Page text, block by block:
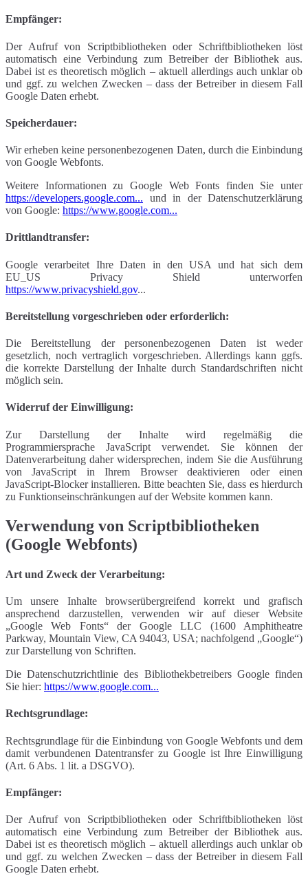
Empfänger:
Der Aufruf von Scriptbibliotheken oder Schriftbibliotheken löst
automatisch eine Verbindung zum Betreiber der Bibliothek aus.
Dabei ist es theoretisch möglich – aktuell allerdings auch unklar ob
und ggf. zu welchen Zwecken – dass der Betreiber in diesem Fall
Google Daten erhebt.
Speicherdauer:
Wir erheben keine personenbezogenen Daten, durch die Einbindung
von Google Webfonts.
Weitere Informationen zu Google Web Fonts finden Sie unter
https://developers.google.com... und in der Datenschutzerklärung
von Google: https://www.google.com...
Drittlandtransfer:
Google verarbeitet Ihre Daten in den USA und hat sich dem
EU_US Privacy Shield unterworfen
https://www.privacyshield.gov...
Bereitstellung vorgeschrieben oder erforderlich:
Die Bereitstellung der personenbezogenen Daten ist weder
gesetzlich, noch vertraglich vorgeschrieben. Allerdings kann ggfs.
die korrekte Darstellung der Inhalte durch Standardschriften nicht
möglich sein.
Widerruf der Einwilligung:
Zur Darstellung der Inhalte wird regelmäßig die
Programmiersprache JavaScript verwendet. Sie können der
Datenverarbeitung daher widersprechen, indem Sie die Ausführung
von JavaScript in Ihrem Browser deaktivieren oder einen
JavaScript-Blocker installieren. Bitte beachten Sie, dass es hierdurch
zu Funktionseinschränkungen auf der Website kommen kann.
Verwendung von Scriptbibliotheken
(Google Webfonts)
Art und Zweck der Verarbeitung:
Um unsere Inhalte browserübergreifend korrekt und grafisch
ansprechend darzustellen, verwenden wir auf dieser Website
„Google Web Fonts“ der Google LLC (1600 Amphitheatre
Parkway, Mountain View, CA 94043, USA; nachfolgend „Google“)
zur Darstellung von Schriften.
Die Datenschutzrichtlinie des Bibliothekbetreibers Google finden
Sie hier: https://www.google.com...
Rechtsgrundlage:
Rechtsgrundlage für die Einbindung von Google Webfonts und dem
damit verbundenen Datentransfer zu Google ist Ihre Einwilligung
(Art. 6 Abs. 1 lit. a DSGVO).
Empfänger:
Der Aufruf von Scriptbibliotheken oder Schriftbibliotheken löst
automatisch eine Verbindung zum Betreiber der Bibliothek aus.
Dabei ist es theoretisch möglich – aktuell allerdings auch unklar ob
und ggf. zu welchen Zwecken – dass der Betreiber in diesem Fall
Google Daten erhebt.